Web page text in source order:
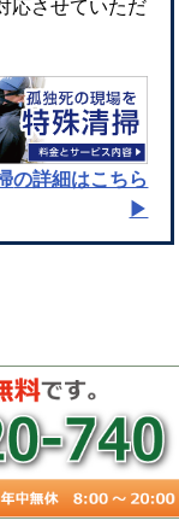
応させていただ
の詳細はこちら
▶︎